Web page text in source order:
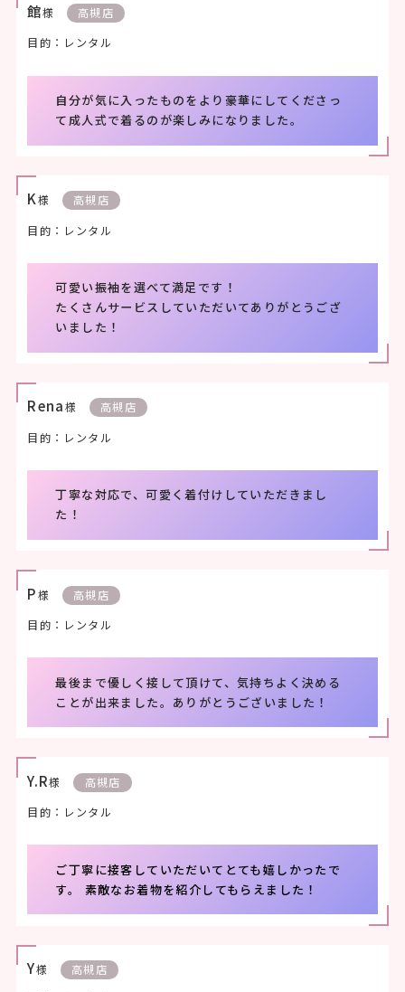
館様
高槻店
目的：レンタル
自分が気に入ったものをより豪華にしてくださっ
て成人式で着るのが楽しみになりました。
K様
高槻店
目的：レンタル
可愛い振袖を選べて満足です！
たくさんサービスしていただいてありがとうござ
いました！
Rena様
高槻店
目的：レンタル
丁寧な対応で、可愛く着付けしていただきまし
た！
P様
高槻店
目的：レンタル
最後まで優しく接して頂けて、気持ちよく決める
ことが出来ました。ありがとうございました！
Y.R様
高槻店
目的：レンタル
ご丁寧に接客していただいてとても嬉しかったで
す。 素敵なお着物を紹介してもらえました！
Y様
高槻店